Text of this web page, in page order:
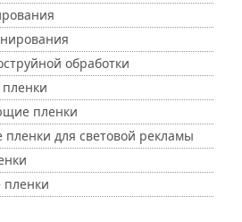
обработки
пленки
для световой рекламы